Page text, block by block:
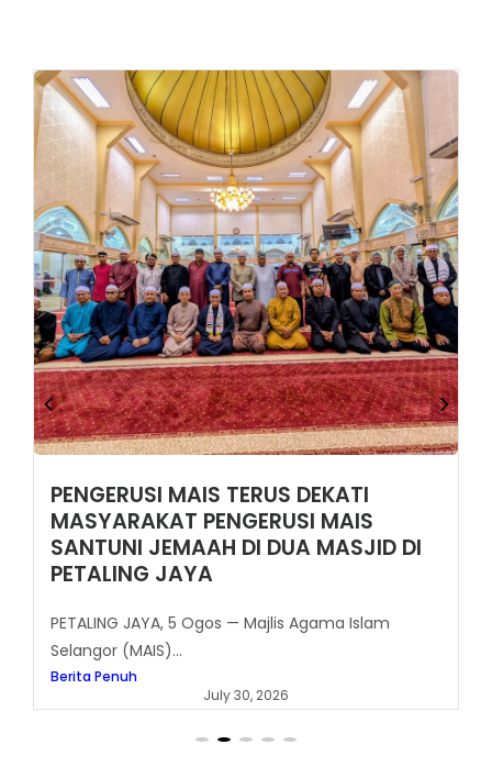
PENGERUSI MAIS TERUS DEKATI
MASYARAKAT PENGERUSI MAIS
SANTUNI JEMAAH DI DUA MASJID DI
PETALING JAYA
PETALING JAYA, 5 Ogos — Majlis Agama Islam
Selangor (MAIS)...
Berita Penuh
July 30, 2026